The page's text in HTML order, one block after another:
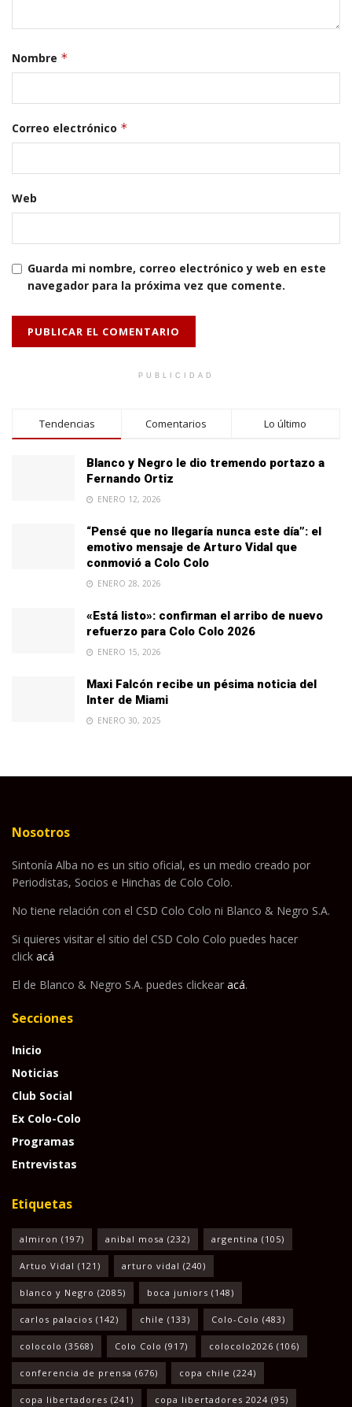
Nombre *
Correo electrónico *
Web
Guarda mi nombre, correo electrónico y web en este
navegador para la próxima vez que comente.
PUBLICIDAD
Tendencias Comentarios Lo último
Blanco y Negro le dio tremendo portazo a
Fernando Ortiz
ENERO 12, 2026
“Pensé que no llegaría nunca este día”: el
emotivo mensaje de Arturo Vidal que
conmovió a Colo Colo
ENERO 28, 2026
«Está listo»: confirman el arribo de nuevo
refuerzo para Colo Colo 2026
ENERO 15, 2026
Maxi Falcón recibe un pésima noticia del
Inter de Miami
ENERO 30, 2025
Nosotros
Sintonía Alba no es un sitio oficial, es un medio creado por
Periodistas, Socios e Hinchas de Colo Colo.
No tiene relación con el CSD Colo Colo ni Blanco & Negro S.A.
Si quieres visitar el sitio del CSD Colo Colo puedes hacer
click acá
El de Blanco & Negro S.A. puedes clickear acá.
Secciones
Inicio
Noticias
Club Social
Ex Colo-Colo
Programas
Entrevistas
Etiquetas
almiron (197) anibal mosa (232) argentina (105)
Artuo Vidal (121) arturo vidal (240)
blanco y Negro (2085) boca juniors (148)
carlos palacios (142) chile (133) Colo-Colo (483)
colocolo (3568) Colo Colo (917) colocolo2026 (106)
conferencia de prensa (676) copa chile (224)
copa libertadores (241) copa libertadores 2024 (95)